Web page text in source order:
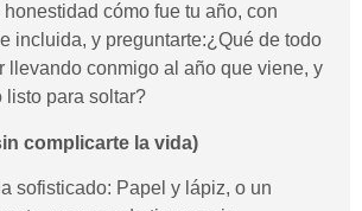
cómo fue tu año, con
incluida, y preguntarte:¿Qué de todo
llevando conmigo al año que viene, y
listo para soltar?
complicarte la vida)
sofisticado: Papel y lápiz, o un